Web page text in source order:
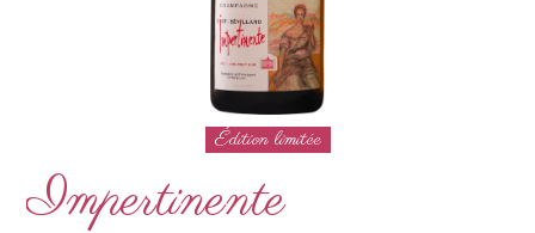
Édition limitée
Impertinente